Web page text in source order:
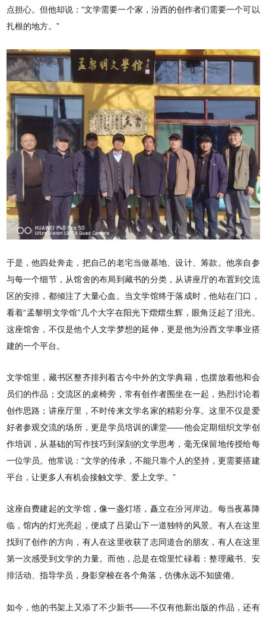
点担心。但他却说：“文学需要一个家，汾西的创作者们需要一个可以
扎根的地方。”
于是，他四处奔走，把自己的老宅当做基地、设计、筹款。他亲自参
与每一个细节，从馆舍的布局到藏书的分类，从讲座厅的布置到交流
区的安排，都倾注了大量心血。当文学馆终于落成时，他站在门口，
看着“孟黎明文学馆”几个大字在阳光下熠熠生辉，眼角泛起了泪光。
这座馆舍，不仅是他个人文学梦想的延伸，更是他为汾西文学事业搭
建的一个平台。
文学馆里，藏书区整齐排列着古今中外的文学典籍，也摆放着他和会
员们的作品；交流区的桌椅旁，常有创作者围坐在一起，热烈讨论着
创作思路；讲座厅里，不时传来文学名家的精彩分享。这里不仅是爱
好者参观交流的场所，更是学员培训的课堂——他会定期组织文学创
作培训，从基础的写作技巧到深刻的文学思考，毫无保留地传授给每
一位学员。他常说：“文学的传承，不能只靠个人的坚持，更需要搭建
平台，让更多人有机会接触文学、爱上文学。”
这座自费建起的文学馆，像一盏灯塔，矗立在汾河岸边。每当夜幕降
临，馆内的灯光亮起，便成了吕梁山下一道独特的风景。有人在这里
找到了创作的方向，有人在这里收获了志同道合的朋友，有人在这里
第一次感受到文学的力量。而他，总是在馆里忙碌着：整理藏书、安
排活动、指导学员，身影穿梭在各个角落，仿佛永远不知疲倦。
如今，他的书架上又添了不少新书——不仅有他新出版的作品，还有